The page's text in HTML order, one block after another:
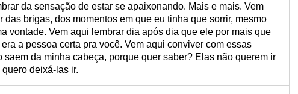
da sensação de estar se apaixonando. Mais e mais. Vem
das brigas, dos momentos em que eu tinha que sorrir, mesmo
vontade. Vem aqui lembrar dia após dia que ele por mais que
a pessoa certa pra você. Vem aqui conviver com essas
saem da minha cabeça, porque quer saber? Elas não querem ir
deixá-las ir.